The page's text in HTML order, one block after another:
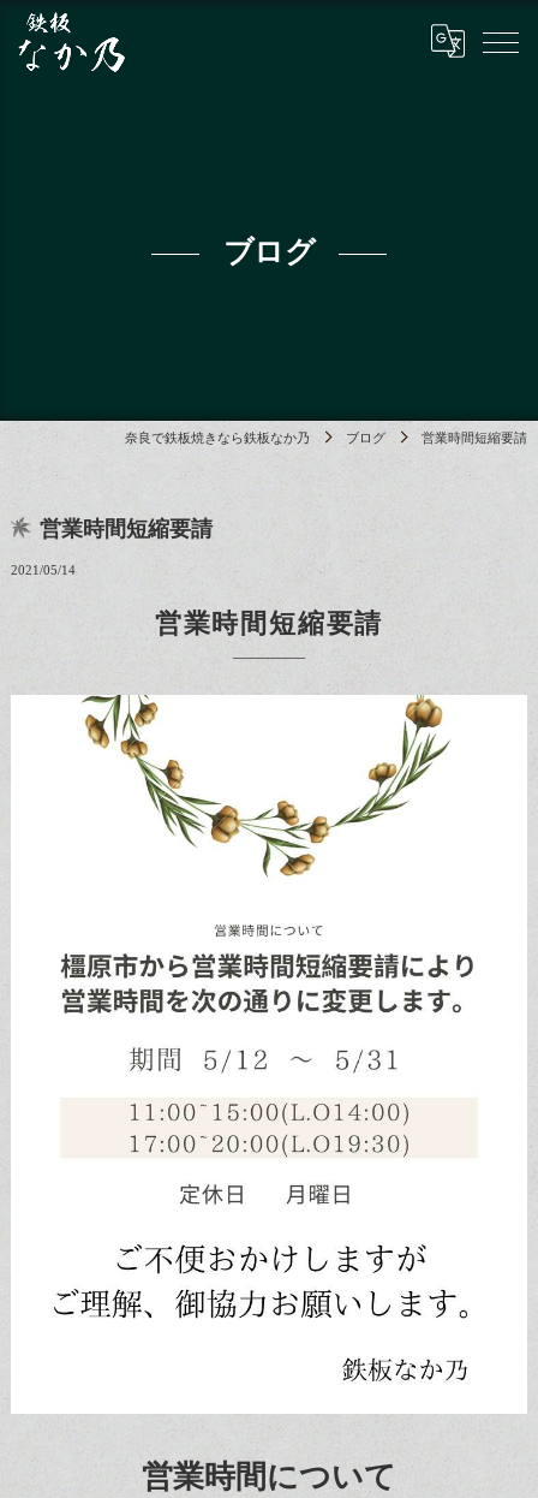
ブログ
奈良で鉄板焼きなら鉄板なか乃 ブログ 営業時間短縮要請
営業時間短縮要請
2021/05/14
営業時間短縮要請
営業時間について